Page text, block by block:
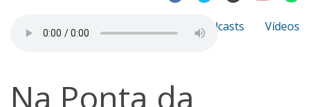
Notícias Podcasts Vídeos
Na Ponta da